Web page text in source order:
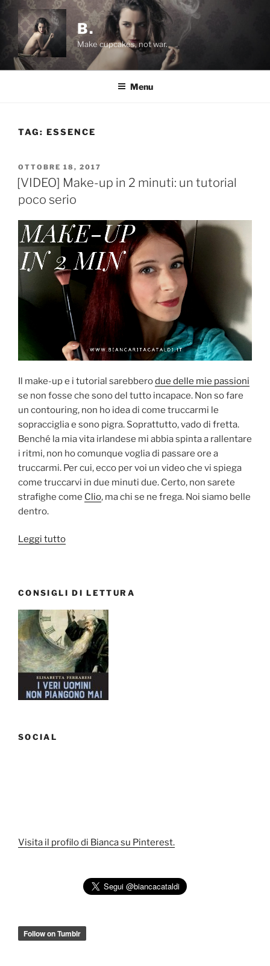
Salta
contenuto
B.
Make cupcakes, not war.
Menu
TAG: ESSENCE
PUBBLICATO
IL
OTTOBRE 18, 2017
[VIDEO] Make-up in 2 minuti: un tutorial
poco serio
Il make-up e i tutorial sarebberodue delle mie passioni
se non fosse che sono del tutto incapace. Non so fare
un contouring, non ho idea di come truccarmi le
sopracciglia e sono pigra. Soprattutto, vado di fretta.
Benché la mia vita irlandese mi abbia spinta a rallentare
i ritmi, non ho comunque voglia di passare ore a
truccarmi. Per cui, ecco per voi un video che vi spiega
come truccarvi in due minuti due. Certo, non sarete
strafighe come Clio, ma chi se ne frega. Noi siamo belle
dentro.
Leggi tutto“[VIDEO]
2
minuti:
un
tutorial
poco
serio”
CONSIGLI DI LETTURA
SOCIAL
Visita il profilo di Bianca su Pinterest.